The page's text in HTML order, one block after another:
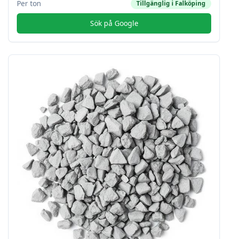
Per ton Tillgänglig i Falköping
Sök på Google